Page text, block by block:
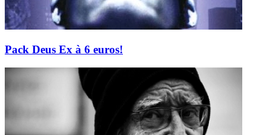
Pack Deus Ex à 6 euros!